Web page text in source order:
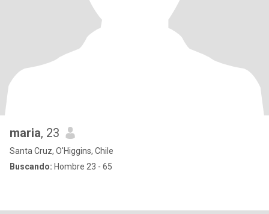
maria, 23
Santa Cruz, O'Higgins, Chile
Buscando: Hombre 23 - 65